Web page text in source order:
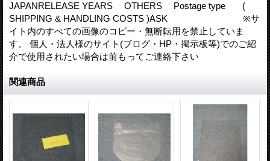
JAPANRELEASE YEARS OTHERS Postage type (
SHIPPING & HANDLING COSTS )ASK ※サ
イト内のすべての画像のコピー・無断転用を禁止していま
す。 個人・法人様のサイト(ブログ・HP・掲示板等)でのご紹
介で使用されたい場合は前もってご連絡下さい
関連商品